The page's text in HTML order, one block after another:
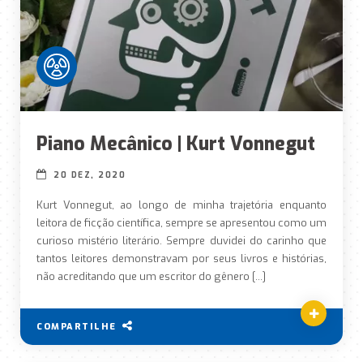
Piano Mecânico | Kurt Vonnegut
20 DEZ, 2020
Kurt Vonnegut, ao longo de minha trajetória enquanto
leitora de ficção científica, sempre se apresentou como um
curioso mistério literário. Sempre duvidei do carinho que
tantos leitores demonstravam por seus livros e histórias,
não acreditando que um escritor do gênero […]
COMPARTILHE